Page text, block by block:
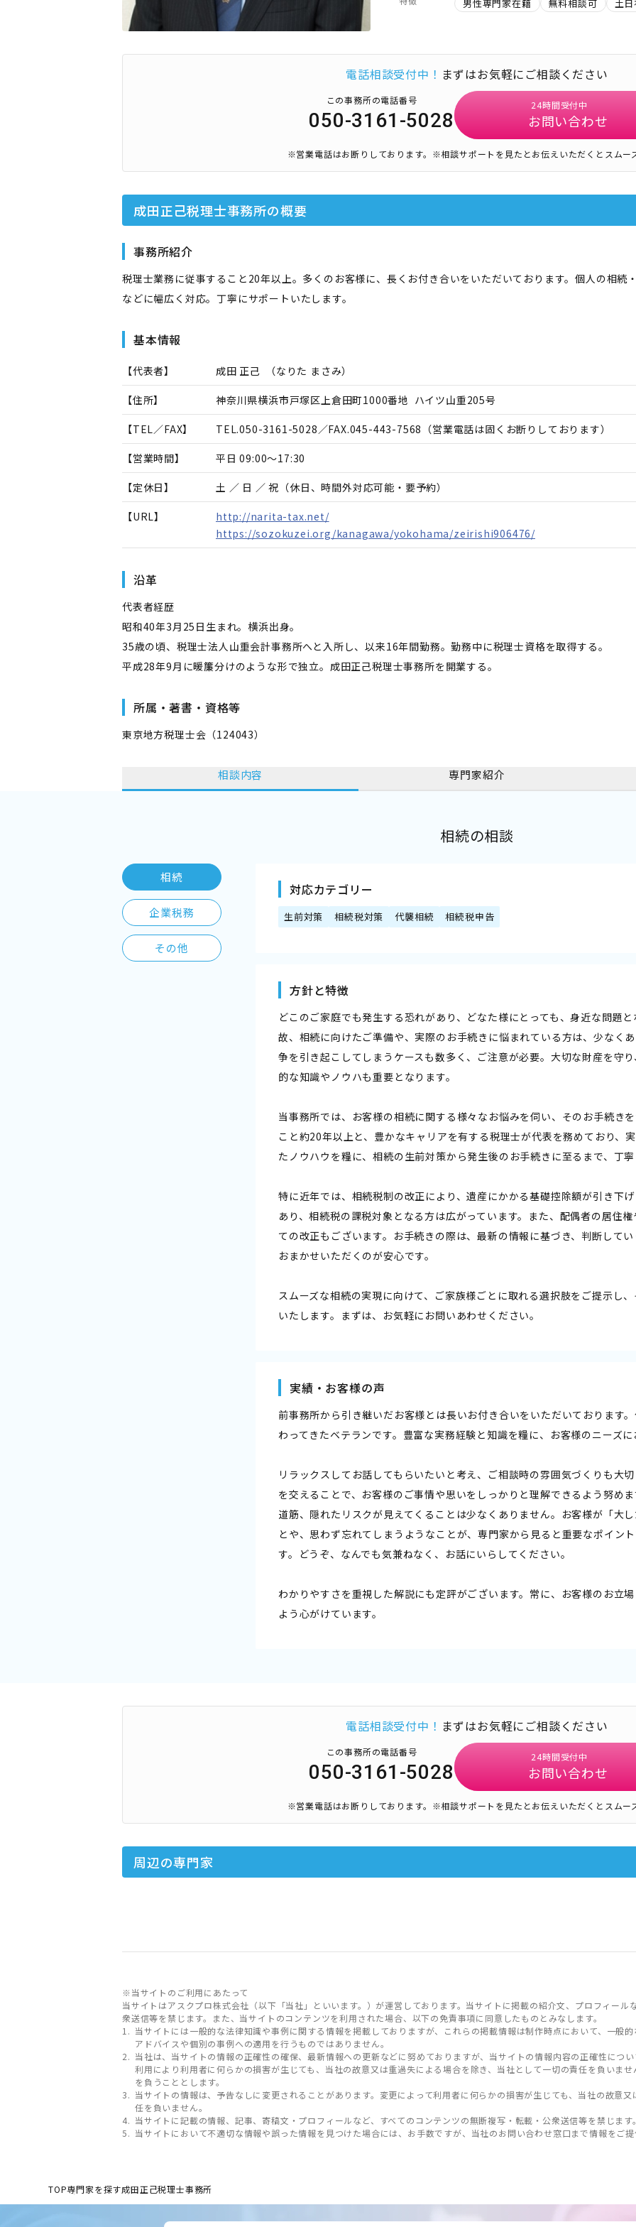
男性専門家在籍 無料相談可 土
電話相談受付中！ まずはお気軽にご相談ください
この事務所の電話番号
050-3161-5028
24時間受付中
お問い合わせ
※営業電話はお断りしております。 ※相談サポートを見たとお伝えいただくとスムー
成田正己税理士事務所の概要
事務所紹介
税理士業務に従事すること20年以上。多くのお客様に、長くお付き合いをいただいております。個人の相続
などに幅広く対応。丁寧にサポートいたします。
基本情報
【代表者】 成田 正己 （なりた まさみ）
【住所】 神奈川県横浜市戸塚区上倉田町1000番地 ハイツ山重205号
【TEL／FAX】 TEL.050-3161-5028 ／FAX.045-443-7568 （営業電話は固くお断りしております）
【営業時間】 平日 09:00～17:30
【定休日】 土 ／ 日 ／ 祝（休日、時間外対応可能・要予約）
【URL】
http://narita-tax.net/
https://sozokuzei.org/kanagawa/yokohama/zeirishi906476/
沿革
代表者経歴
昭和40年3月25日生まれ。横浜出身。
35歳の頃、税理士法人山重会計事務所へと入所し、以来16年間勤務。勤務中に税理士資格を取得する。
平成28年9月に暖簾分けのような形で独立。成田正己税理士事務所を開業する。
所属・著書・資格等
東京地方税理士会（124043）
相談内容 専門家紹介
相続の相談
相続
企業税務
その他
対応カテゴリー
生前対策 相続税対策 代襲相続 相続税申告
方針と特徴
どこのご家庭でも発生する恐れがあり、どなた様にとっても、身近な問題
故、相続に向けたご準備や、実際のお手続きに悩まれている方は、少なく
争を引き起こしてしまうケースも数多く、ご注意が必要。大切な財産を守
的な知識やノウハも重要となります。
当事務所では、お客様の相続に関する様々なお悩みを伺い、そのお手続き
こと約20年以上と、豊かなキャリアを有する税理士が代表を務めており、
たノウハウを糧に、相続の生前対策から発生後のお手続きに至るまで、丁
特に近年では、相続税制の改正により、遺産にかかる基礎控除額が引き下
あり、相続税の課税対象となる方は広がっています。また、配偶者の居住
ての改正もございます。お手続きの際は、最新の情報に基づき、判断して
おまかせいただくのが安心です。
スムーズな相続の実現に向けて、ご家族様ごとに取れる選択肢をご提示し
いたします。まずは、お気軽にお問いあわせください。
実績・お客様の声
前事務所から引き継いだお客様とは長いお付き合いをいただいております
わってきたベテランです。豊富な実務経験と知識を糧に、お客様のニーズ
リラックスしてお話してもらいたいと考え、ご相談時の雰囲気づくりも大
を交えることで、お客様のご事情や思いをしっかりと理解できるよう努め
道筋、隠れたリスクが見えてくることは少なくありません。お客様が「大
とや、思わず忘れてしまうようなことが、専門家から見ると重要なポイン
す。どうぞ、なんでも気兼ねなく、お話にいらしてください。
わかりやすさを重視した解説にも定評がございます。常に、お客様のお立
よう心がけています。
電話相談受付中！ まずはお気軽にご相談ください
この事務所の電話番号
050-3161-5028
24時間受付中
お問い合わせ
※営業電話はお断りしております。 ※相談サポートを見たとお伝えいただくとスムー
周辺の専門家
※当サイトのご利用にあたって
当サイトはアスクプロ株式会社（以下「当社」といいます。）が運営しております。当サイトに掲載の紹介文、プロフィール
衆送信等を禁じます。また、当サイトのコンテンツを利用された場合、以下の免責事項に同意したものとみなします。
当サイトには一般的な法律知識や事例に関する情報を掲載しておりますが、これらの掲載情報は制作時点において、一般
アドバイスや個別の事例への適用を行うものではありません。
当社は、当サイトの情報の正確性の確保、最新情報への更新などに努めておりますが、当サイトの情報内容の正確性につ
利用により利用者に何らかの損害が生じても、当社の故意又は重過失による場合を除き、当社として一切の責任を負いま
を負うこととします。
当サイトの情報は、予告なしに変更されることがあります。変更によって利用者に何らかの損害が生じても、当社の故意
任を負いません。
当サイトに記載の情報、記事、寄稿文・プロフィールなど、すべてのコンテンツの無断複写・転載・公衆送信等を禁じます
当サイトにおいて不適切な情報や誤った情報を見つけた場合には、お手数ですが、当社のお問い合わせ窓口まで情報をご
TOP専門家を探す成田正己税理士事務所